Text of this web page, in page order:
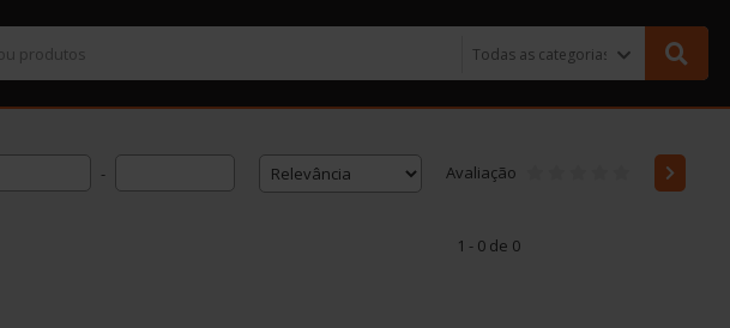
- Avaliação
1 - 0 de 0